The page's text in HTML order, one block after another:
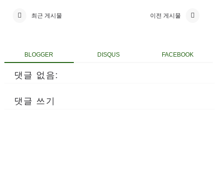
최근 게시물 이전 게시물
BLOGGER DISQUS FACEBOOK
댓글 없음:
댓글 쓰기